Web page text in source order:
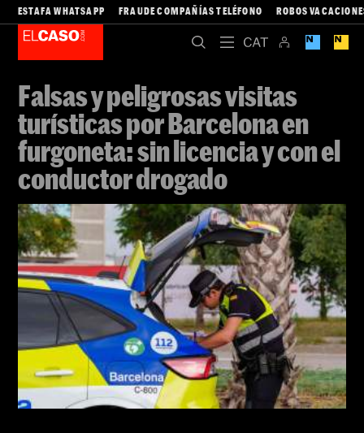
ESTAFA WHATSAPP FRAUDE COMPAÑÍAS TELÉFONO ROBOS
Falsas y peligrosas visitas
turísticas por Barcelona en
furgoneta: sin licencia y con el
conductor drogado